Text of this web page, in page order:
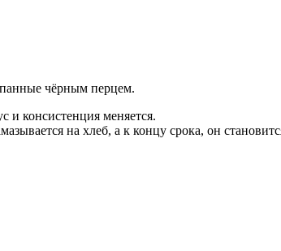
чёрным перцем.
и консистенция меняется.
на хлеб, а к концу срока, он